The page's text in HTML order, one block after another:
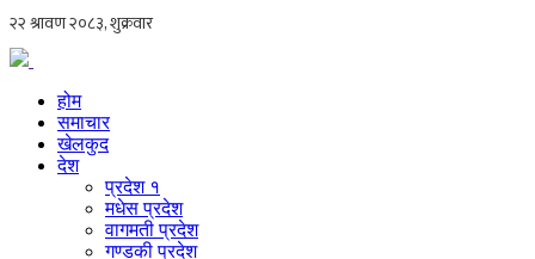
होम
समाचार
खेलकुद
देश
प्रदेश १
मधेस प्रदेश
वागमती प्रदेश
गण्डकी प्रदेश